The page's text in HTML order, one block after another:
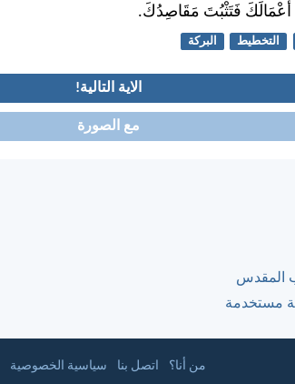
فَتَثْبُتَ مَقَاصِدُكَ.
التخطيط البركة
الاية التالية!
مع الصورة
المقدس
مستخدمة
من أنا؟ اتصل بنا سياسية الخصوصية